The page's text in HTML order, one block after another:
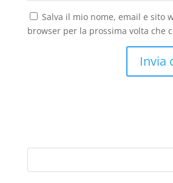
Salva il mio nome, email e sito
browser per la prossima volta che